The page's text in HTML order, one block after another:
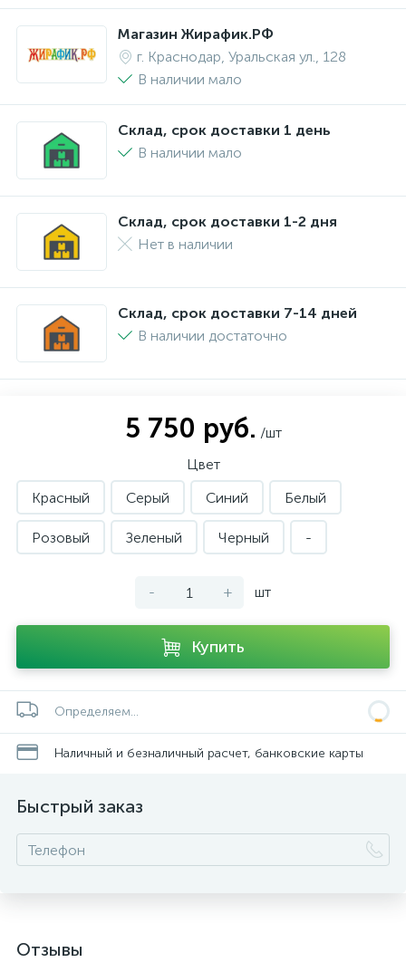
Магазин Жирафик.РФ
г. Краснодар, Уральская ул., 128
В наличии мало
Склад, срок доставки 1 день
В наличии мало
Склад, срок доставки 1-2 дня
Нет в наличии
Склад, срок доставки 7-14 дней
В наличии достаточно
5 750 руб. /шт
Цвет
Красный
Серый Синий Белый
Розовый Зеленый Черный -
- + шт
Купить
Определяем...
Наличный и безналичный расчет, банковские карты
Быстрый заказ
Отзывы